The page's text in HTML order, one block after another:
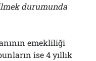
durumunda
emekliliği
ise 4 yıllık